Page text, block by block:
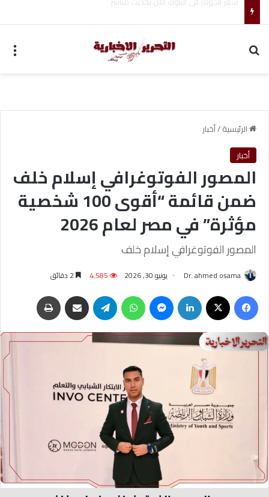
الرئيسية/أخبار
أخبار
المصور الفوتوغرافي إسلام خلف
ضمن قائمة “أقوى 100 شخصية
مؤثرة” في مصر لعام 2026
المصور الفوتوغرافي إسلام خلف
Dr. ahmed osama يونيو 30, 2026 4٬585